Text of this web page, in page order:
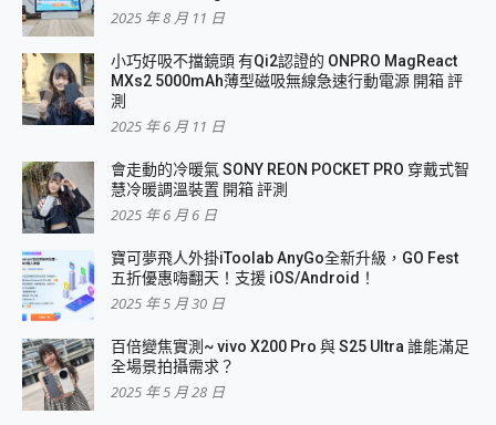
2025 年 8 月 11 日
小巧好吸不擋鏡頭 有Qi2認證的 ONPRO MagReact
MXs2 5000mAh薄型磁吸無線急速行動電源 開箱 評
測
2025 年 6 月 11 日
會走動的冷暖氣 SONY REON POCKET PRO 穿戴式智
慧冷暖調溫裝置 開箱 評測
2025 年 6 月 6 日
寶可夢飛人外掛iToolab AnyGo全新升級，GO Fest
五折優惠嗨翻天！支援 iOS/Android！
2025 年 5 月 30 日
百倍變焦實測~ vivo X200 Pro 與 S25 Ultra 誰能滿足
全場景拍攝需求？
2025 年 5 月 28 日